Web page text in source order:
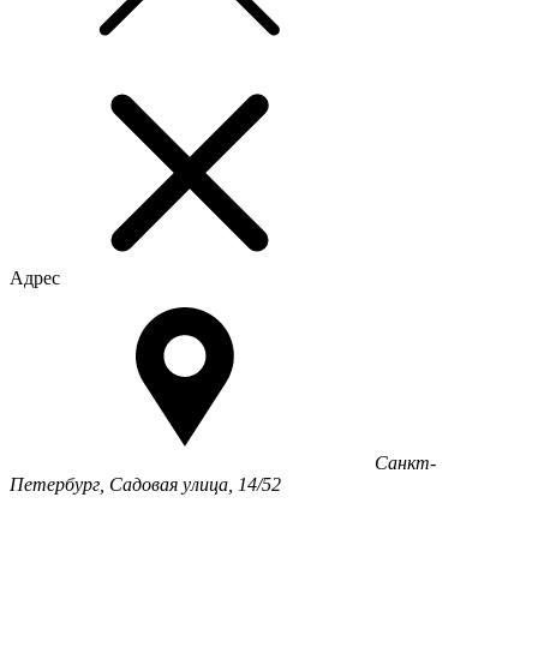
Адрес
Санкт-
Петербург, Садовая улица, 14/52